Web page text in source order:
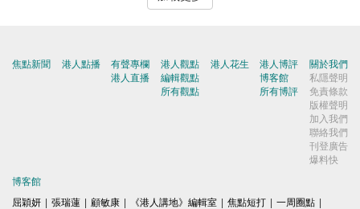
焦點新聞 港人點播
有聲專欄
港人直播
港人觀點
編輯觀點
所有觀點
港人花生
港人博評
博客館
所有博評
關於我們
私隱聲明
免責條款
版權聲明
加入我們
聯絡我們
刊登廣告
爆料快
博客館
屈穎妍 | 張瑞蓮 | 顧敏康 | 《港人講地》編輯室 | 焦點短打 | 一周圈點 |